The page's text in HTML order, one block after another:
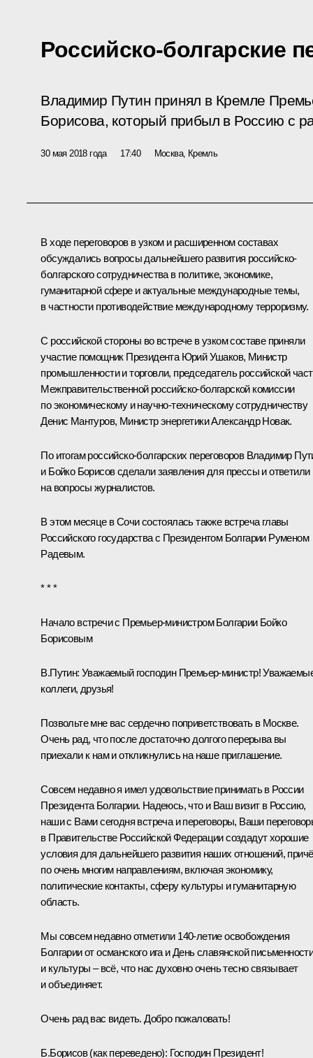
Российско-болгарские
Владимир Путин принял в Кремле
Борисова, который прибыл в Россию с
30 мая 2018 года 17:40 Москва, Кремль
В ходе переговоров в узком и расширенном составах
обсуждались вопросы дальнейшего развития российско-
болгарского сотрудничества в политике, экономике,
гуманитарной сфере и актуальные международные темы,
в частности противодействие международному терроризму.
С российской стороны во встрече в узком составе приняли
участие помощник Президента Юрий Ушаков, Министр
промышленности и торговли, председатель российской
Межправительственной российско-болгарской комиссии
по экономическому и научно-техническому сотрудничеству
Денис Мантуров, Министр энергетикиАлександр Новак.
По итогам российско-болгарских переговоров Владимир
и Бойко Борисов сделали заявления для прессы и ответили
на вопросы журналистов.
В этом месяце в Сочи состоялась также встречаглавы
Российского государства с Президентом Болгарии Руменом
Радевым.
* * *
Начало встречи с Премьер-министром Болгарии Бойко
Борисовым
В.Путин: Уважаемый господин Премьер-министр!
коллеги, друзья!
Позвольте мне вас сердечно поприветствовать в Москве.
Очень рад, что после достаточно долгого перерыва вы
приехали к нам и откликнулись на наше приглашение.
Совсем недавно я имел удовольствие принимать в России
Президента Болгарии. Надеюсь, что и Ваш визит в Россию,
наши с Вами сегодня встреча и переговоры, Ваши
в Правительстве Российской Федерации создадут хорошие
условия для дальнейшего развития наших отношений,
по очень многим направлениям, включая экономику,
политические контакты, сферу культуры и гуманитарную
область.
Мы совсем недавно отметили 140-летие освобождения
Болгарии от османского ига и День славянской
и культуры – всё, что нас духовно очень тесно связывает
и объединяет.
Очень рад вас видеть. Добро пожаловать!
Б.Борисов (как переведено): Господин Президент!